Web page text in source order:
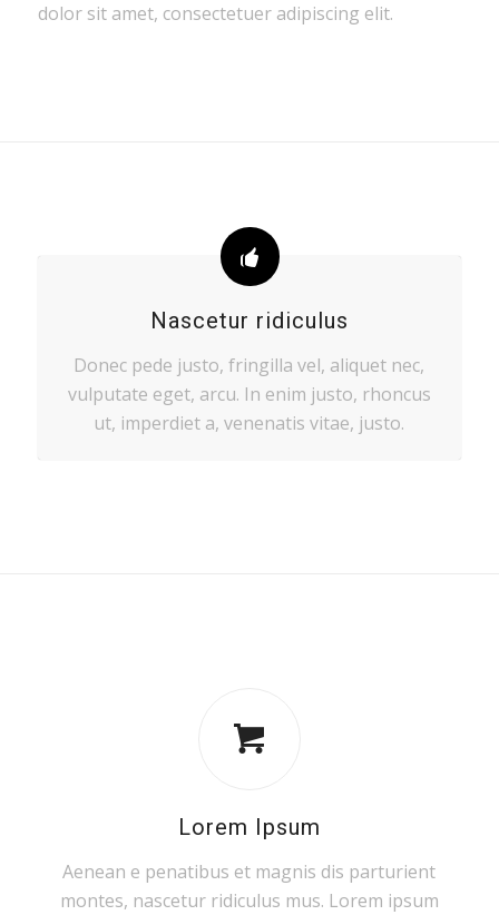
dolor sit amet, consectetuer adipiscing elit.
Nascetur ridiculus
Donec pede justo, fringilla vel, aliquet nec,
vulputate eget, arcu. In enim justo, rhoncus
ut, imperdiet a, venenatis vitae, justo.
Lorem Ipsum
Aenean e penatibus et magnis dis parturient
montes, nascetur ridiculus mus. Lorem ipsum